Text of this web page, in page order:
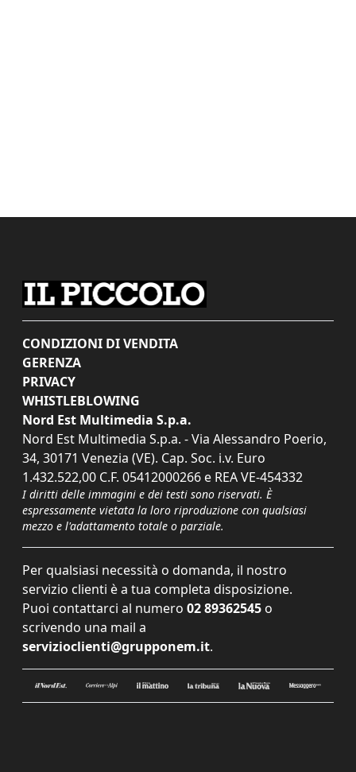
CONDIZIONI DI VENDITA
GERENZA
PRIVACY
WHISTLEBLOWING
Nord Est Multimedia S.p.a.
Nord Est Multimedia S.p.a. - Via Alessandro Poerio,
34, 30171 Venezia (VE). Cap. Soc. i.v. Euro
1.432.522,00 C.F. 05412000266 e REA VE-454332
I diritti delle immagini e dei testi sono riservati. È
espressamente vietata la loro riproduzione con qualsiasi
mezzo e l'adattamento totale o parziale.
Per qualsiasi necessità o domanda, il nostro
servizio clienti è a tua completa disposizione.
Puoi contattarci al numero 02 89362545 o
scrivendo una mail a
servizioclienti@grupponem.it.